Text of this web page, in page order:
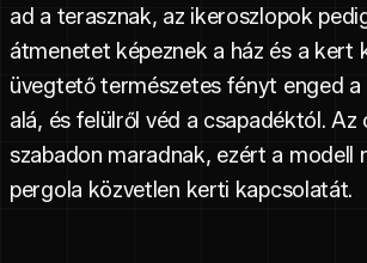
ad a terasznak, az ikeroszlopok
átmenetet képeznek a ház és a kert
üvegtető természetes fényt enged
alá, és felülről véd a csapadéktól. Az
szabadon maradnak, ezért a modell
pergola közvetlen kerti kapcsolatát.